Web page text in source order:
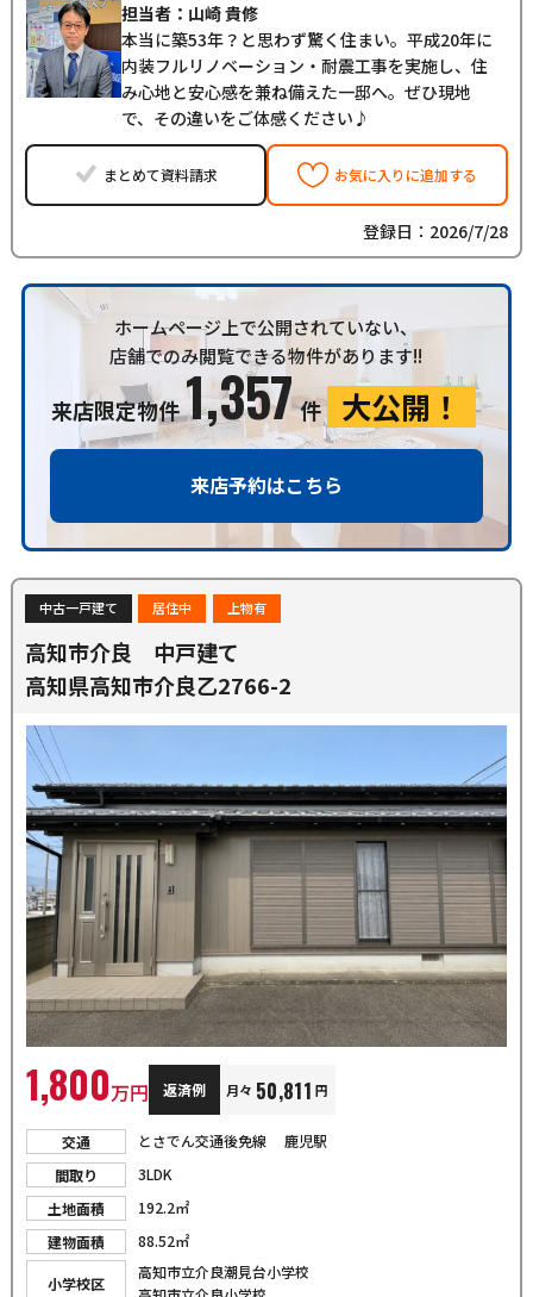
担当者：山崎 貴修
本当に築53年？と思わず驚く住まい。平成20年に
内装フルリノベーション・耐震工事を実施し、住
み心地と安心感を兼ね備えた一邸へ。ぜひ現地
で、その違いをご体感ください♪
まとめて資料請求 お気に入りに追加する
登録日：2026/7/28
ホームページ上で公開されていない、
店舗でのみ閲覧できる物件があります!!
来店限定物件1,357件 大公開！
来店予約はこちら
中古一戸建て 居住中 上物有
高知市介良 中戸建て
高知県高知市介良乙2766-2
1,800万円 返済例 月々 50,811 円
交通
とさでん交通後免線 鹿児駅
間取り
3LDK
土地面積
192.2㎡
建物面積
88.52㎡
小学校区
高知市立介良潮見台小学校